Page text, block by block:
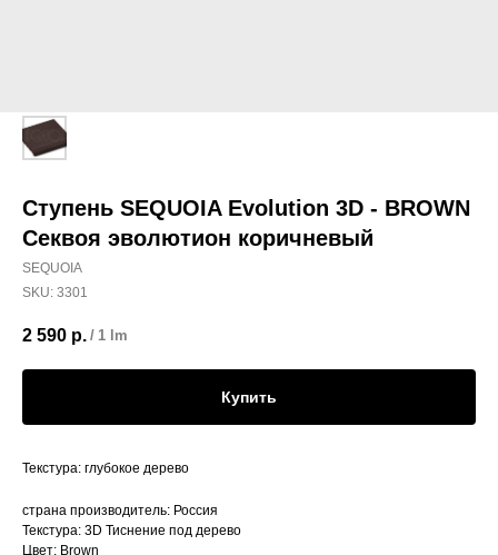
Ступень SEQUOIA Evolution 3D - BROWN
Секвоя эволютион коричневый
SEQUOIA
SKU: 3301
2 590 р. / 1 lm
Купить
Текстура: глубокое дерево
страна производитель: Россия
Текстура: 3D Тиснение под дерево
Цвет: Brown